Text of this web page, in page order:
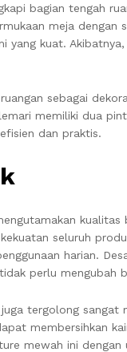
bagian tengah
meja
yang kuat.
sebagai
memiliki dua
dan praktis.
seluruh
harian.
perlu mengubah
tergolong
membersihkan
mewah ini